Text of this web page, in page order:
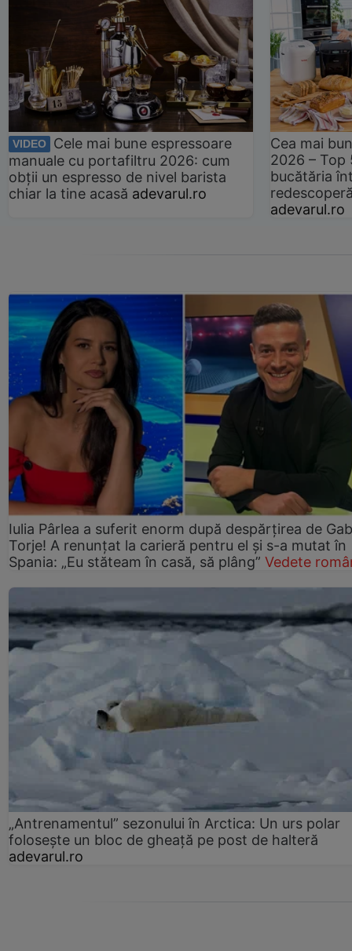
VIDEO
Cele mai bune espressoare
manuale cu portafiltru 2026: cum
obții un espresso de nivel barista
chiar la tine acasă adevarul.ro
Cea mai
2026 –
bucătăria
adevarul.ro
Iulia Pârlea a suferit enorm după despărțirea de
Torje! A renunțat la carieră pentru el și s-a mutat în
Spania: „Eu stăteam în casă, să plâng” Vedete
„Antrenamentul” sezonului în Arctica: Un urs polar
folosește un bloc de gheață pe post de halteră
adevarul.ro